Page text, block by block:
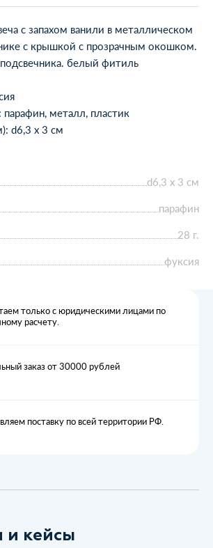
только с юридическими лицами по
расчету.
заказ от 30000 рублей
поставку по всей территории РФ.
с запахом ванили в металлическом
с крышкой с прозрачным окошком.
белый фитиль
металл, пластик
d6,3 х 3 см
d6,3 х 3 см
парафин
28 г.
фуксия
и кейсы